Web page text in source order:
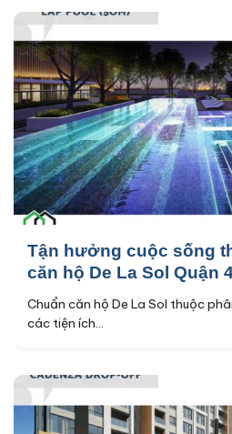
Tận hưởng cuộc sống
căn hộ De La Sol Quận
Chuẩn căn hộ De La Sol thuộc
các tiện ích...